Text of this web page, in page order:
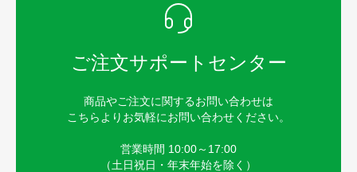
ご注文サポートセンター
商品やご注文に関するお問い合わせは
こちらよりお気軽にお問い合わせください。
営業時間 10:00～17:00
（土日祝日・年末年始を除く）